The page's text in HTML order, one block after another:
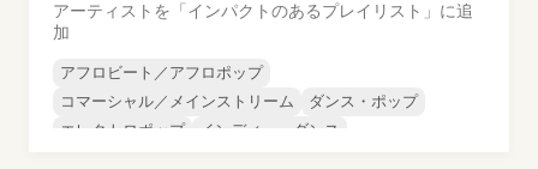
アーティストを「インパクトのあるプレイリスト」に追
加
アフロビート／アフロポップ
コマーシャル／メインストリーム
ダンス・ポップ
エレクトロポップ
インディー・ダンス